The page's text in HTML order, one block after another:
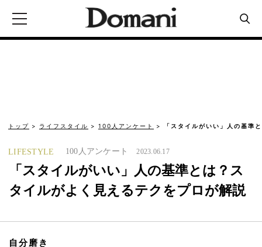
トップ ライフスタイル 100人アンケート 「スタイルがいい」人の基準
LIFESTYLE 100人アンケート 2023.06.17
「スタイルがいい」人の基準とは？ス
タイルがよく見えるテクをプロが解説
自分磨き